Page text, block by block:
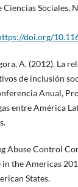
Sociales,
doi.org/
A. (2012). La
de inclusión
Anual,
entre América
Abuse Control
the Americas
States.